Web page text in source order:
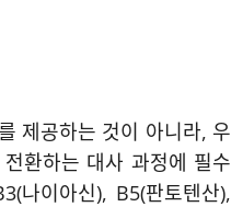
제공하는 것이 아니라, 우
환하는 대사 과정에 필수
나이아신), B5(판토텐산),